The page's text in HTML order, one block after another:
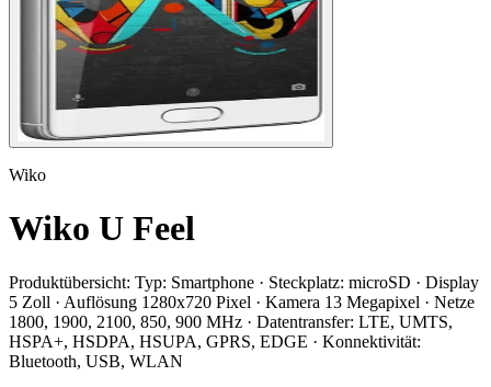
Wiko
Wiko U Feel
Produktübersicht: Typ: Smartphone · Steckplatz: microSD · Display
5 Zoll · Auflösung 1280x720 Pixel · Kamera 13 Megapixel · Netze
1800, 1900, 2100, 850, 900 MHz · Datentransfer: LTE, UMTS,
HSPA+, HSDPA, HSUPA, GPRS, EDGE · Konnektivität:
Bluetooth, USB, WLAN